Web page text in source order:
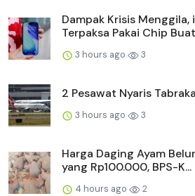
Dampak Krisis Menggila,
Terpaksa Pakai Chip
3 hours ago 3
2 Pesawat Nyaris
3 hours ago 3
Harga Daging Ayam
yang Rp100.000, BPS-K...
4 hours ago 2